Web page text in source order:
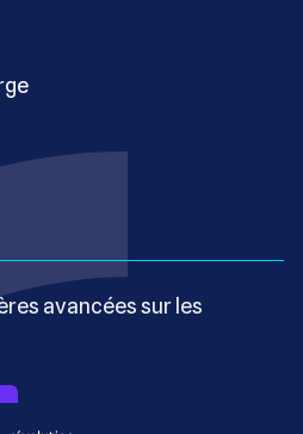
avancées sur les